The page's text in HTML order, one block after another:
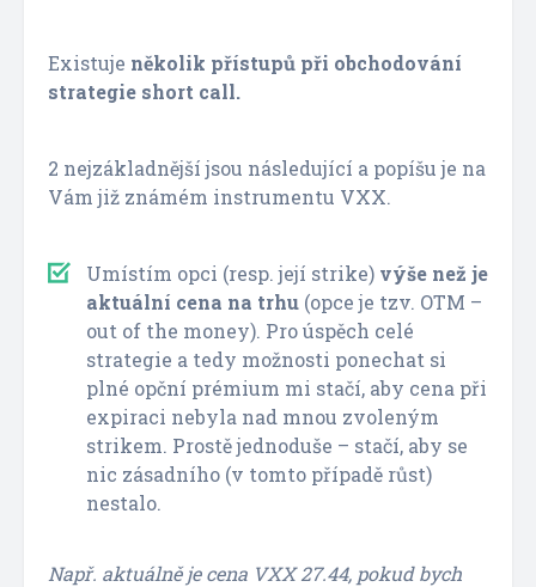
Existuje několik přístupů při obchodování
strategie short call.
2 nejzákladnější jsou následující a popíšu je na
Vám již známém instrumentu VXX.
Umístím opci (resp. její strike) výše než je
aktuální cena na trhu (opce je tzv. OTM –
out of the money). Pro úspěch celé
strategie a tedy možnosti ponechat si
plné opční prémium mi stačí, aby cena při
expiraci nebyla nad mnou zvoleným
strikem. Prostě jednoduše – stačí, aby se
nic zásadního (v tomto případě růst)
nestalo.
Např. aktuálně je cena VXX 27.44, pokud bych